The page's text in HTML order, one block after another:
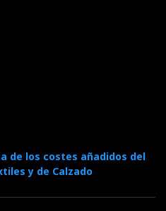
de los costes añadidos del
y de Calzado